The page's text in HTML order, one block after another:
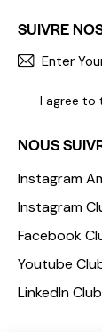
SUIVRE
I agree to
NOUS
Instagram
Instagram
Facebook
Youtube
LinkedIn